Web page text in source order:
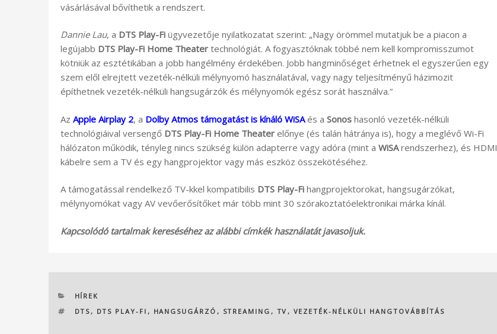
vásárlásával bővíthetik a rendszert.
Dannie Lau, a DTS Play-Fi ügyvezetője nyilatkozatat szerint: „Nagy örömmel mutatjuk be a piacon a
legújabb DTS Play-Fi Home Theater technológiát. A fogyasztóknak többé nem kell kompromisszumot
kötniük az esztétikában a jobb hangélmény érdekében. Jobb hangminőséget érhetnek el egyszerűen egy
szem elől elrejtett vezeték-nélküli mélynyomó használatával, vagy nagy teljesítményű házimozit
építhetnek vezeték-nélküli hangsugárzók és mélynyomók egész sorát használva.”
Az Apple Airplay 2, a Dolby Atmos támogatást is kínáló WiSAés a Sonos hasonló vezeték-nélküli
technológiáival versengő DTS Play-Fi Home Theater előnye (és talán hátránya is), hogy a meglévő Wi-Fi
hálózaton működik, tényleg nincs szükség külön adapterre vagy adóra (mint a WiSArendszerhez), és HDMI
kábelre sem a TV és egy hangprojektor vagy más eszköz összekötéséhez.
A támogatással rendelkező TV-kkel kompatibilis DTS Play-Fi hangprojektorokat, hangsugárzókat,
mélynyomókat vagy AV vevőerősítőket már több mint 30 szórakoztatóelektronikai márka kínál.
Kapcsolódó tartalmak kereséséhez az alábbi címkék használatát javasoljuk.
KATEGÓRIÁK
HÍREK
CÍMKÉK
DTS, DTS PLAY-FI , HANGSUGÁRZÓ , STREAMING , TV , VEZETÉK-NÉLKÜLI HANGTOVÁBBÍTÁS